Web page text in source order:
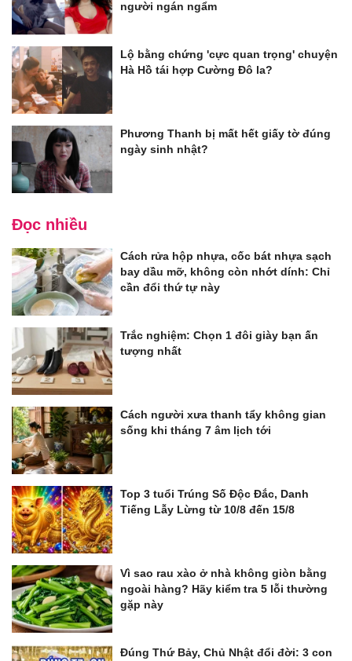
người ngán ngẩm
Lộ bằng chứng 'cực quan trọng' chuyện
Hà Hồ tái hợp Cường Đô la?
Phương Thanh bị mất hết giấy tờ đúng
ngày sinh nhật?
Đọc nhiều
Cách rửa hộp nhựa, cốc bát nhựa sạch
bay dầu mỡ, không còn nhớt dính: Chỉ
cần đổi thứ tự này
Trắc nghiệm: Chọn 1 đôi giày bạn ấn
tượng nhất
Cách người xưa thanh tẩy không gian
sống khi tháng 7 âm lịch tới
Top 3 tuổi Trúng Số Độc Đắc, Danh
Tiếng Lẫy Lừng từ 10/8 đến 15/8
Vì sao rau xào ở nhà không giòn bằng
ngoài hàng? Hãy kiểm tra 5 lỗi thường
gặp này
Đúng Thứ Bảy, Chủ Nhật đổi đời: 3 con